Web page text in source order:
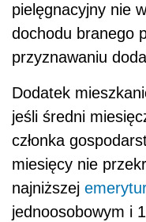
pielęgnacyjny nie
dochodu branego
przyznawaniu
Dodatek
jeśli średni
członka
miesięcy nie
najniższej
jednoosobowym i